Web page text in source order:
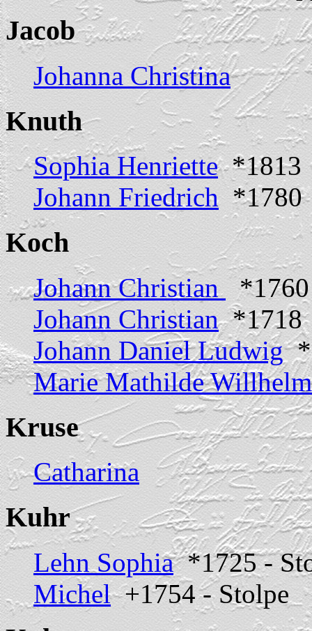
Jacob
Johanna Christina
Knuth
Sophia Henriette*1813
Johann Friedrich*1780
Koch
Johann Christian *1760
Johann Christian*1718
Johann Daniel Ludwig
Marie Mathilde
Kruse
Catharina
Kuhr
Lehn Sophia*1725 -
Michel+1754 - Stolpe